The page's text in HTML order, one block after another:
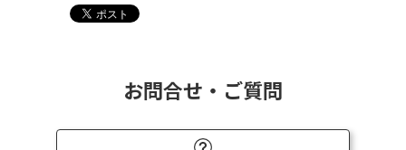
お問合せ・ご質問